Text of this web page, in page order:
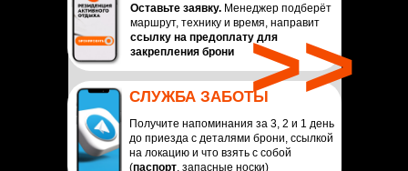
Оставьте заявку. Менеджер подберёт
маршрут, технику и время, направит
ссылку на предоплату для
закрепления брони
СЛУЖБА ЗАБОТЫ
Получите напоминания за 3, 2 и 1 день
до приезда с деталями брони, ссылкой
на локацию и что взять с собой
(паспорт , запасные носки)
>>